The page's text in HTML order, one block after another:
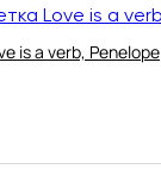
is a verb, Penelope